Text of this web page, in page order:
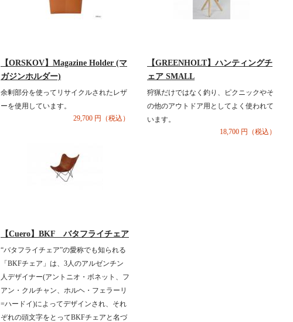
【ORSKOV】Magazine Holder (マ
ガジンホルダー)
余剰部分を使ってリサイクルされたレザ
ーを使用しています。
29,700 円（税込）
【GREENHOLT】ハンティングチ
ェア SMALL
狩猟だけではなく釣り、ピクニックやそ
の他のアウトドア用としてよく使われて
います。
18,700 円（税込）
【Cuero】BKF バタフライチェア
“バタフライチェア”の愛称でも知られる
「BKFチェア」は、3人のアルゼンチン
人デザイナー(アントニオ・ボネット、フ
アン・クルチャン、ホルヘ・フェラーリ
=ハードイ)によってデザインされ、それ
ぞれの頭文字をとってBKFチェアと名づ